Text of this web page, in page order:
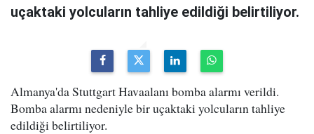
uçaktaki yolcuların tahliye edildiği belirtiliyor.
Almanya'da Stuttgart Havaalanı bomba alarmı verildi.
Bomba alarmı nedeniyle bir uçaktaki yolcuların tahliye
edildiği belirtiliyor.